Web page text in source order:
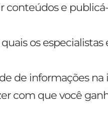
conteúdos e
os
de informações
com que você